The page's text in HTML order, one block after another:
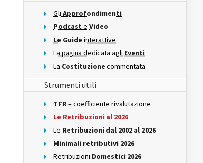
Gli Approfondimenti
Podcast e Video
Le Guide interattive
La pagina dedicata agli Eventi
La Costituzione commentata
Strumenti utili
TFR– coefficiente rivalutazione
Le Retribuzioni al 2026
Le Retribuzioni dal 2002 al 2026
Minimali retributivi 2026
Retribuzioni Domestici 2026